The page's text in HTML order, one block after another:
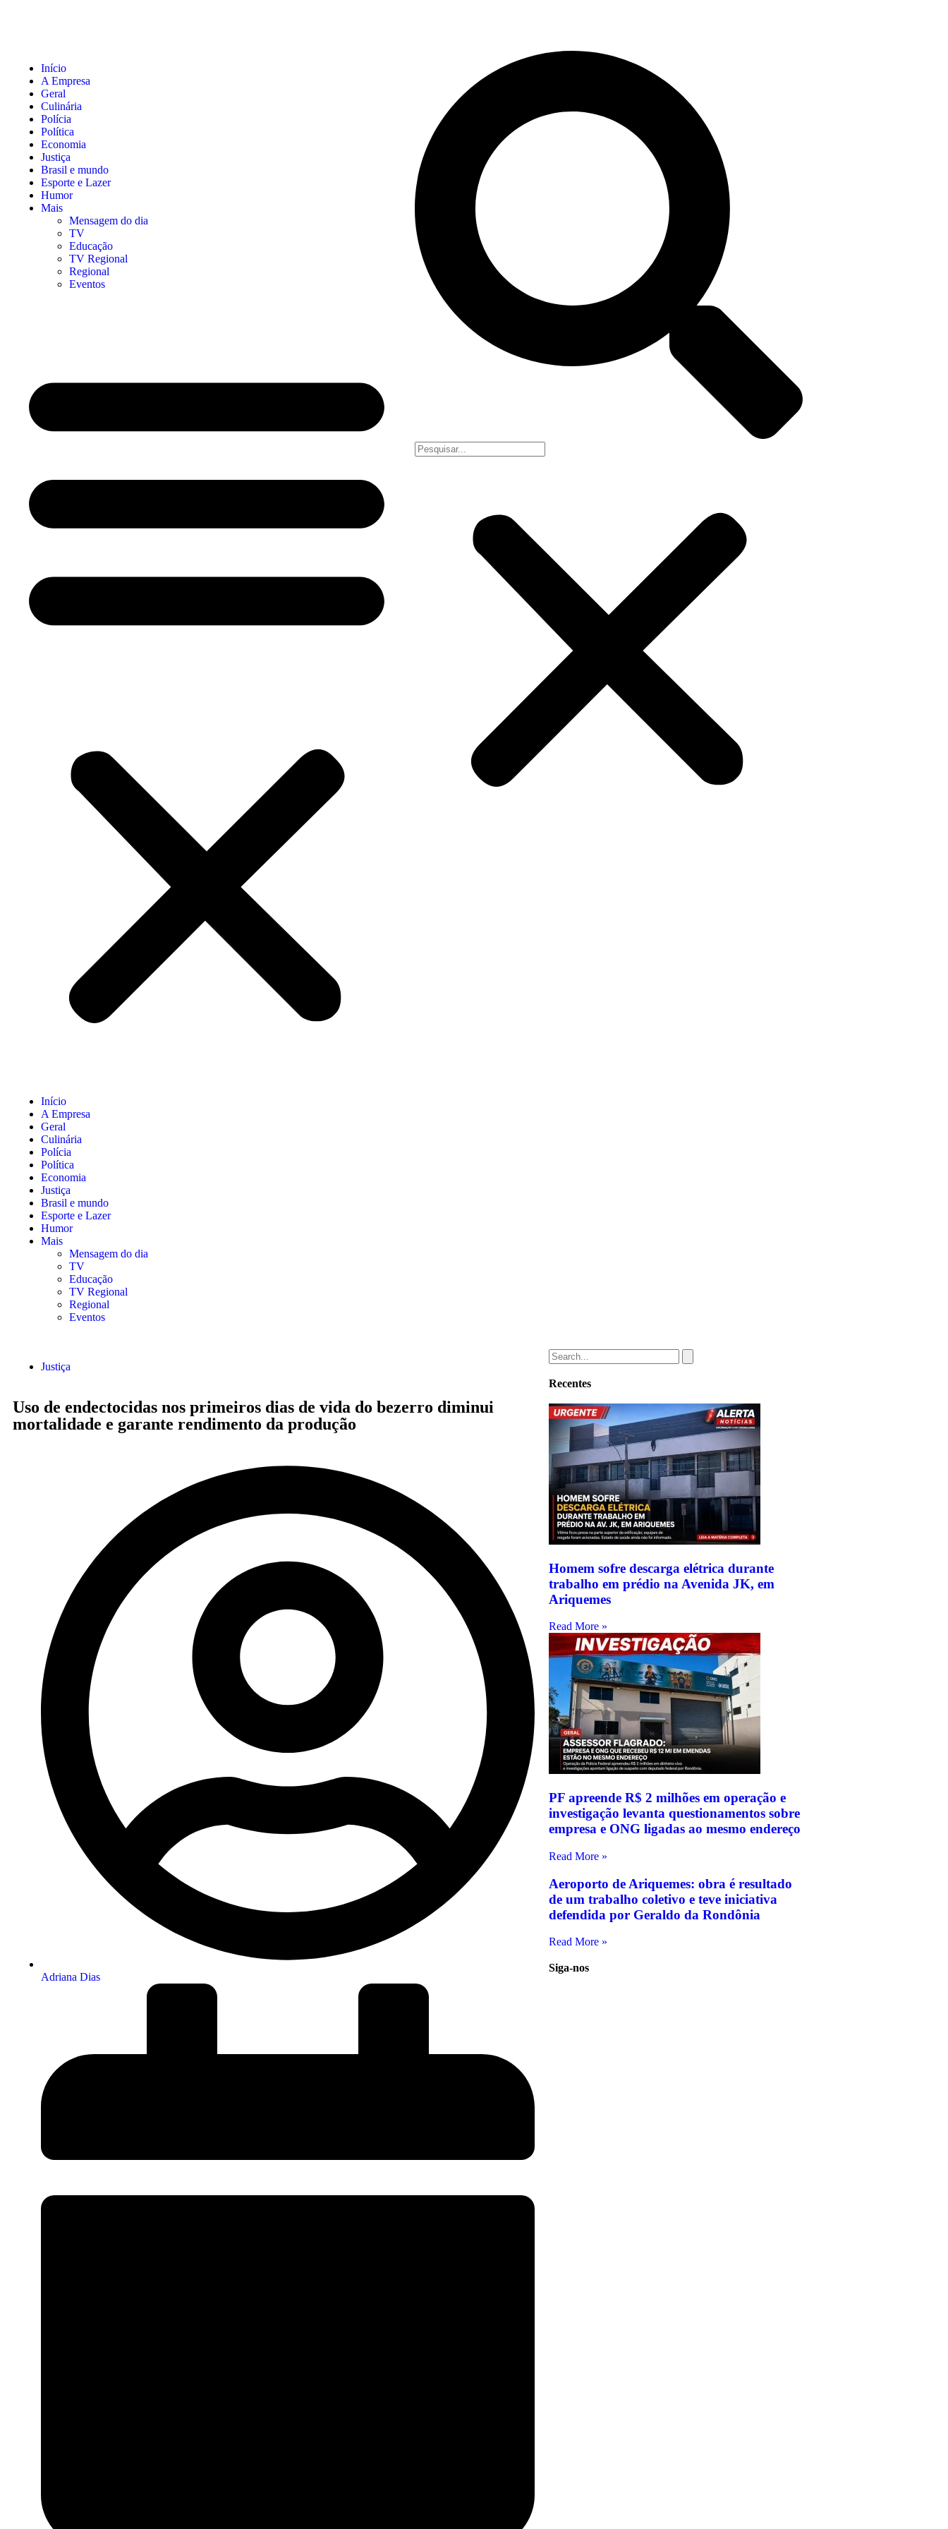
Início
A Empresa
Geral
Culinária
Polícia
Política
Economia
Justiça
Brasil e mundo
Esporte e Lazer
Humor
Mais
Mensagem do dia
TV
Educação
TV Regional
Regional
Eventos
Início
A Empresa
Geral
Culinária
Polícia
Política
Economia
Justiça
Brasil e mundo
Esporte e Lazer
Humor
Mais
Mensagem do dia
TV
Educação
TV Regional
Regional
Eventos
Justiça
Uso de endectocidas nos primeiros dias de vida do bezerro diminui
mortalidade e garante rendimento da produção
Adriana Dias
Recentes
Homem sofre descarga elétrica durante
trabalho em prédio na Avenida JK, em
Ariquemes
Read More »
PF apreende R$ 2 milhões em operação e
investigação levanta questionamentos sobre
empresa e ONG ligadas ao mesmo endereço
Read More »
Aeroporto de Ariquemes: obra é resultado
de um trabalho coletivo e teve iniciativa
defendida por Geraldo da Rondônia
Read More »
Siga-nos